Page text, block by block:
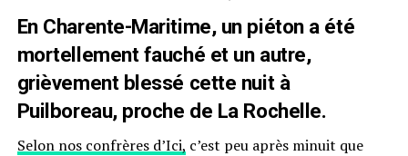
En Charente-Maritime, un piéton a été
mortellement fauché et un autre,
grièvement blessé cette nuit à
Puilboreau, proche de La Rochelle.
Selon nos confrères d’Ici, c’est peu après minuit que